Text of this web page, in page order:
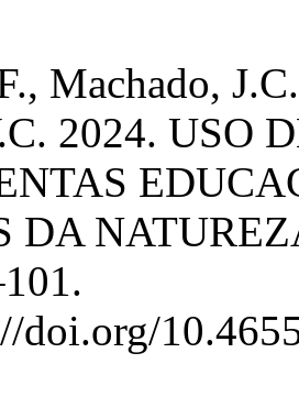
Machado,
2024. USO
DA
doi.org/